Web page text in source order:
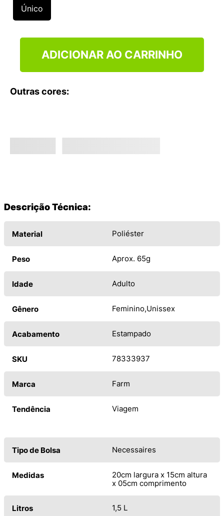
Único
ADICIONAR AO CARRINHO
Outras cores:
Descrição Técnica:
Material Poliéster
Peso Aprox. 65g
Idade Adulto
Gênero Feminino Unissex
Acabamento Estampado
SKU 78333937
Marca Farm
Tendência Viagem
Tipo de Bolsa Necessaires
Medidas
20cm largura x 15cm altura
x 05cm comprimento
Litros 1,5 L
º
VANS TÊNIS VANS ULTRARANGE
10º NEW BALANCE 204L